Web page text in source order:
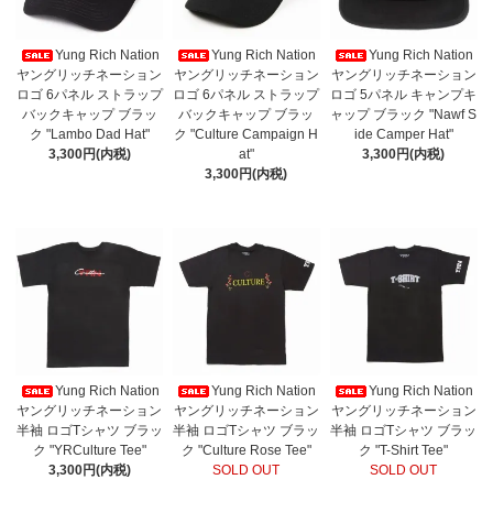
Yung Rich Nation
ヤングリッチネーション
ロゴ 6パネル ストラップ
バックキャップ ブラッ
ク "Lambo Dad Hat"
3,300円(内税)
Yung Rich Nation
ヤングリッチネーション
ロゴ 6パネル ストラップ
バックキャップ ブラッ
ク "Culture Campaign H
at"
3,300円(内税)
Yung Rich Nation
ヤングリッチネーション
ロゴ 5パネル キャンプキ
ャップ ブラック "Nawf S
ide Camper Hat"
3,300円(内税)
Yung Rich Nation
ヤングリッチネーション
半袖 ロゴTシャツ ブラッ
ク "YRCulture Tee"
3,300円(内税)
Yung Rich Nation
ヤングリッチネーション
半袖 ロゴTシャツ ブラッ
ク "Culture Rose Tee"
SOLD OUT
Yung Rich Nation
ヤングリッチネーション
半袖 ロゴTシャツ ブラッ
ク "T-Shirt Tee"
SOLD OUT